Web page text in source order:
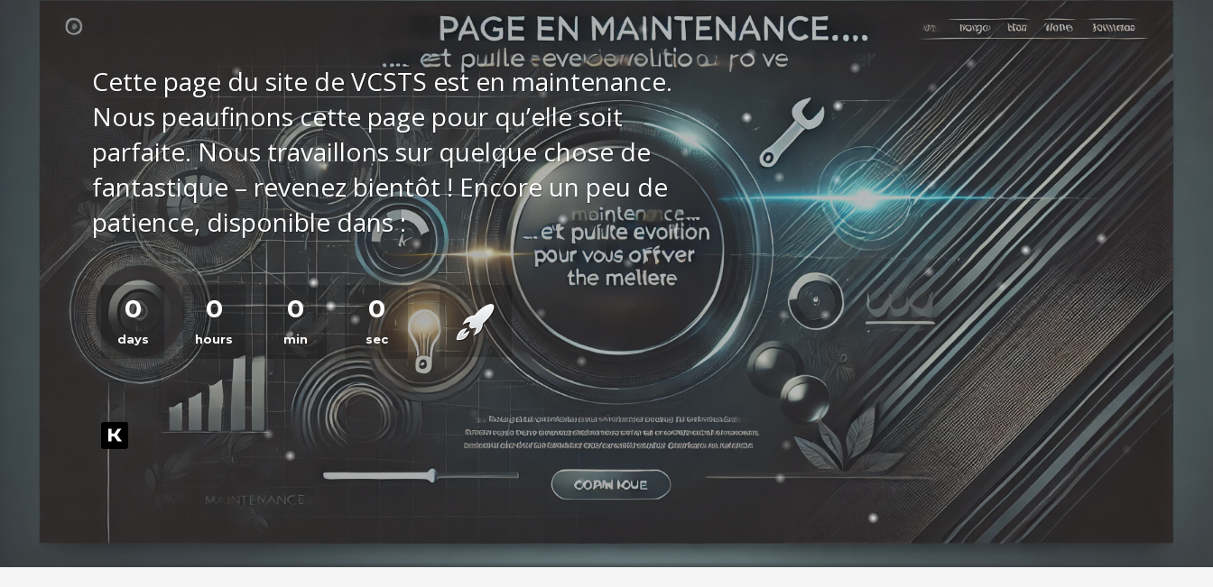
Cette page du site de VCSTS est en maintenance.
Nous peaufinons cette page pour qu’elle soit
parfaite. Nous travaillons sur quelque chose de
fantastique – revenez bientôt ! Encore un peu de
patience, disponible dans :
0
days
0
hours
0
min
0
sec